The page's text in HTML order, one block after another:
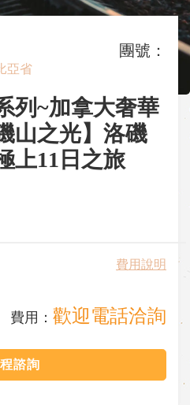
團號：
亞省
列~加拿大奢華
山之光】洛磯
上11日之旅
費用說明
費用： 歡迎電話洽詢
諮詢